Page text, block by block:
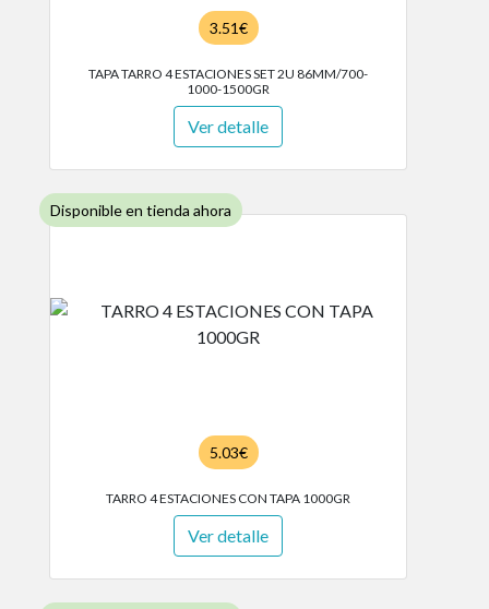
3.51€
TAPA TARRO 4 ESTACIONES SET 2U 86MM/700-
1000-1500GR
Ver detalle
Disponible en tienda ahora
5.03€
TARRO 4 ESTACIONES CON TAPA 1000GR
Ver detalle